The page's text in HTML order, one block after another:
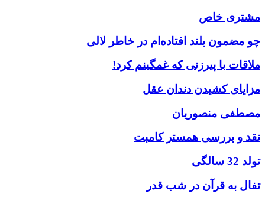
مشتری خاص
چو مضمون بلند افتاده‌ام در خاطر لالی
ملاقات با پیرزنی که غمگینم کرد!
مزایای کشیدن دندان عقل
مصطفی منصوریان
نقد و بررسی همستر کامبت
تولد 32 سالگی
تفال به قرآن در شب قدر